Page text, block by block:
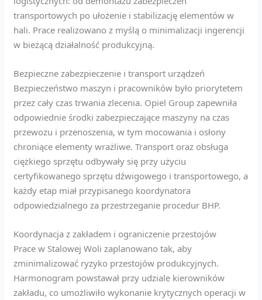
transportowych po ułożenie i stabilizację elementów w
hali. Prace realizowano z myślą o minimalizacji ingerencji
w bieżącą działalność produkcyjną.
Bezpieczne zabezpieczenie i transport urządzeń
Bezpieczeństwo maszyn i pracowników było priorytetem
przez cały czas trwania zlecenia. Opiel Group zapewniła
odpowiednie środki zabezpieczające maszyny na czas
przewozu i przenoszenia, w tym mocowania i osłony
chroniące elementy wrażliwe. Transport oraz obsługa
ciężkiego sprzętu odbywały się przy użyciu
certyfikowanego sprzętu dźwigowego i transportowego, a
każdy etap miał przypisanego koordynatora
odpowiedzialnego za przestrzeganie procedur BHP.
Koordynacja z zakładem i ograniczenie przestojów
Prace w Stalowej Woli zaplanowano tak, aby
zminimalizować ryzyko przestojów produkcyjnych.
Harmonogram powstawał przy udziale kierowników
zakładu, co umożliwiło wykonanie krytycznych operacji w